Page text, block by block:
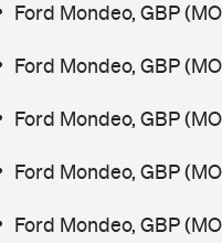
Ford Mondeo, GBP
Ford Mondeo, GBP
Ford Mondeo, GBP
Ford Mondeo, GBP
Ford Mondeo, GBP